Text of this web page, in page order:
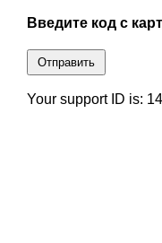
Введите код с
Отправить
Your support ID is: